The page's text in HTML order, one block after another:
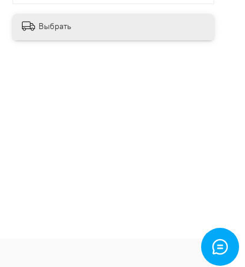
Выбрать